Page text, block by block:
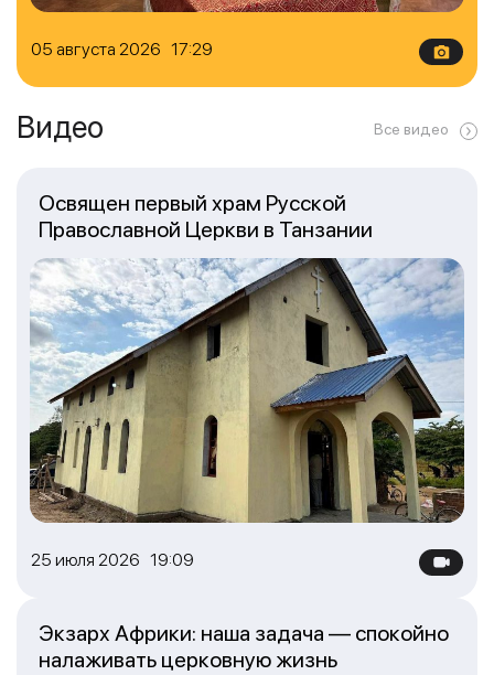
05 августа 2026 17:29
Видео Все видео
25 июля 2026 19:09
Освящен первый храм Русской
Православной Церкви в Танзании
Экзарх Африки: наша задача — спокойно
налаживать церковную жизнь